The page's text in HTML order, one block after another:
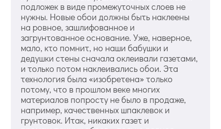
подложек в виде промежуточных слоев не
нужны. Новые обои должны быть наклеены
на ровное, зашлифованное и
загрунтованное основание. Уже, наверное,
мало, кто помнит, но наши бабушки и
дедушки стены сначала оклеивали газетами,
и только потом наклеивались обои. Эта
технология была «изобретена» только
потому, что в прошлом веке многих
материалов попросту не было в продаже,
например, качественных шпаклевок и
грунтовок. Итак, никаких газет и